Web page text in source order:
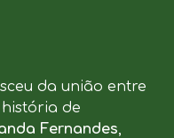
da união entre
de
Fernandes,